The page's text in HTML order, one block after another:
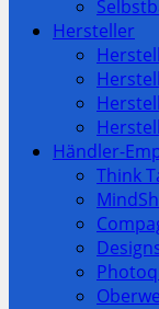
Hersteller
Händler-
Think